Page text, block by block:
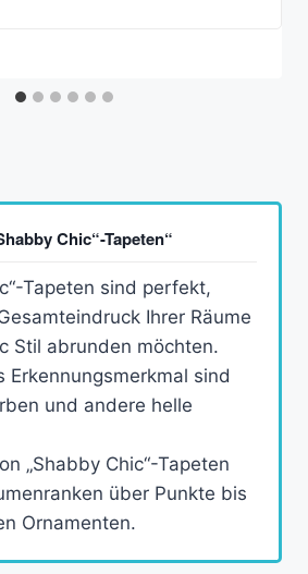
Chic“-Tapeten“
Tapeten sind perfekt,
Ihrer Räume
Stil abrunden möchten.
Erkennungsmerkmal sind
und andere helle
„Shabby Chic“-Tapeten
über Punkte bis
Ornamenten.